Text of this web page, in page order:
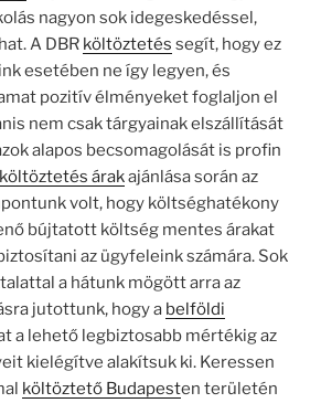
nagyon sok idegeskedéssel,
A DBR költöztetés segít, hogy ez
esetében ne így legyen, és
pozitív élményeket foglaljon el
nem csak tárgyainak elszállítását
alapos becsomagolását is profin
költöztetés árakajánlása során az
volt, hogy költséghatékony
bújtatott költség mentes árakat
az ügyfeleink számára. Sok
a hátunk mögött arra az
jutottunk, hogy a belföldi
a lehető legbiztosabb mértékig az
kielégítve alakítsuk ki. Keressen
költöztető Budapesten területén